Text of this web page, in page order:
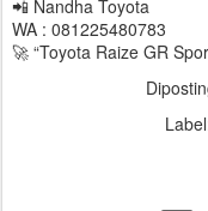
📲 Nandha Toyota
WA : 081225480783
🚀 “Toyota Raize GR